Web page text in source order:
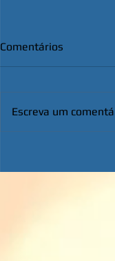
Comentários
Escreva um